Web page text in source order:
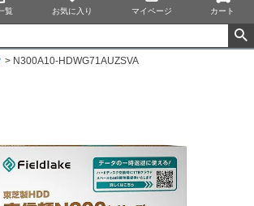
覧 お気に入り マイページ カート
N300A10-HDWG71AUZSVA